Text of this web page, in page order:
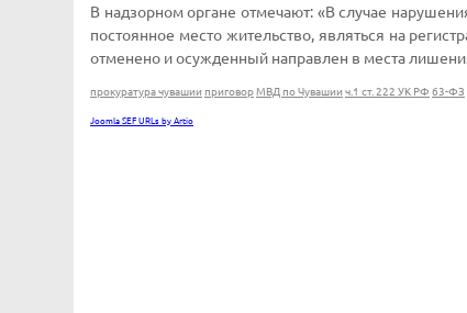
В надзорном органе отмечают: «В случае
постоянное место жительство, являться на
отменено и осужденный направлен в места
прокуратура чувашии приговорМВД по Чувашии ч.1 ст. 222 УК РФ 63-ФЗ
Joomla SEF URLs by Artio